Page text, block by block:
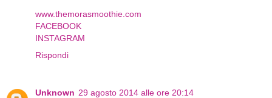
www.themorasmoothie.com
FACEBOOK
INSTAGRAM
Rispondi
Unknown 29 agosto 2014 alle ore 20:14